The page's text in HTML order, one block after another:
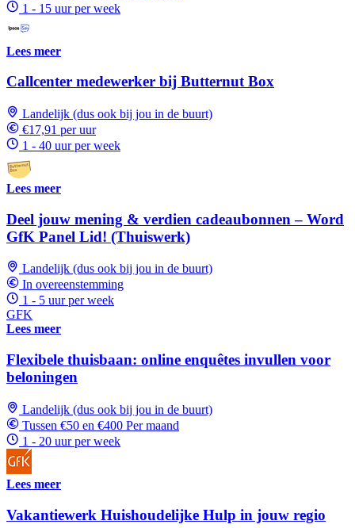
1 - 15 uur per week
Lees meer
Callcenter medewerker bij Butternut Box
Landelijk (dus ook bij jou in de buurt)
€17,91 per uur
1 - 40 uur per week
Lees meer
Deel jouw mening & verdien cadeaubonnen – Word
GfK Panel Lid! (Thuiswerk)
Landelijk (dus ook bij jou in de buurt)
In overeenstemming
1 - 5 uur per week
GFK
Lees meer
Flexibele thuisbaan: online enquêtes invullen voor
beloningen
Landelijk (dus ook bij jou in de buurt)
Tussen €50 en €400 Per maand
1 - 20 uur per week
Lees meer
Vakantiewerk Huishoudelijke Hulp in jouw regio